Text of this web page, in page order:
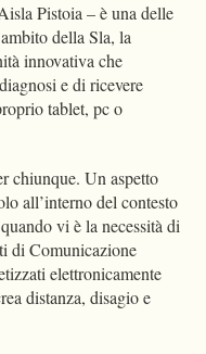
Pistoia – è una delle
della Sla, la
innovativa che
e di ricevere
tablet, pc o
chiunque. Un aspetto
all’interno del contesto
vi è la necessità di
di Comunicazione
elettronicamente
distanza, disagio e